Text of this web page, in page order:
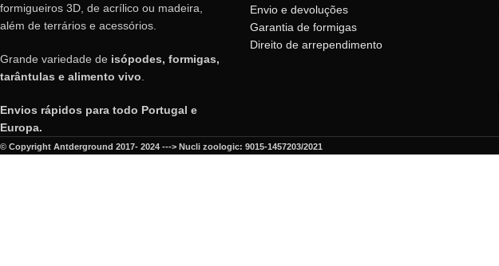
formigueiros 3D, de acrílico ou madeira,
além de terrários e acessórios.
Grande variedade de isópodes, formigas,
tarântulas e alimento vivo
Envios rápidos para todo Portugal e
Europa.
Envio e devoluções
Garantia de formigas
Direito de arrependimento
© Copyright Antderground 2017- 2024 ---> Nucli zoologic: 9015-1457203/2021